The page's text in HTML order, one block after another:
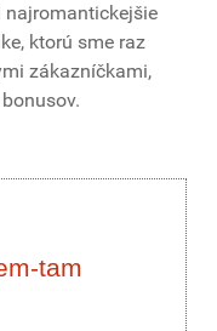
najromantickejšie
ktorú sme raz
zákazníčkami,
tam